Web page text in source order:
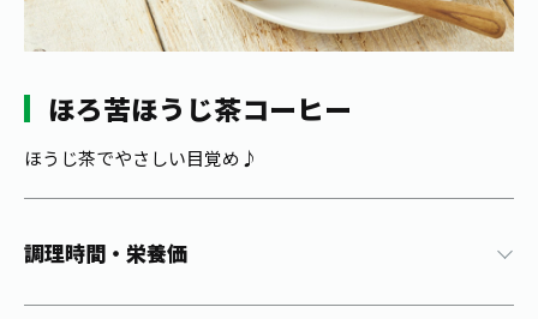
ブランドから探す
カテゴリーから探す
キーワードから探す
レシピ集
お茶の複合型博物館
食育・イベント
伊藤園の店舗トップ
茶寮伊藤園
店舗検索
THE ITOEN
企業情報 GLOBAL
ほろ苦ほうじ茶コーヒー
ほうじ茶でやさしい目覚め♪
調理時間・栄養価